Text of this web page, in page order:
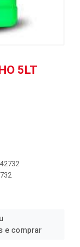
5LT
e comprar